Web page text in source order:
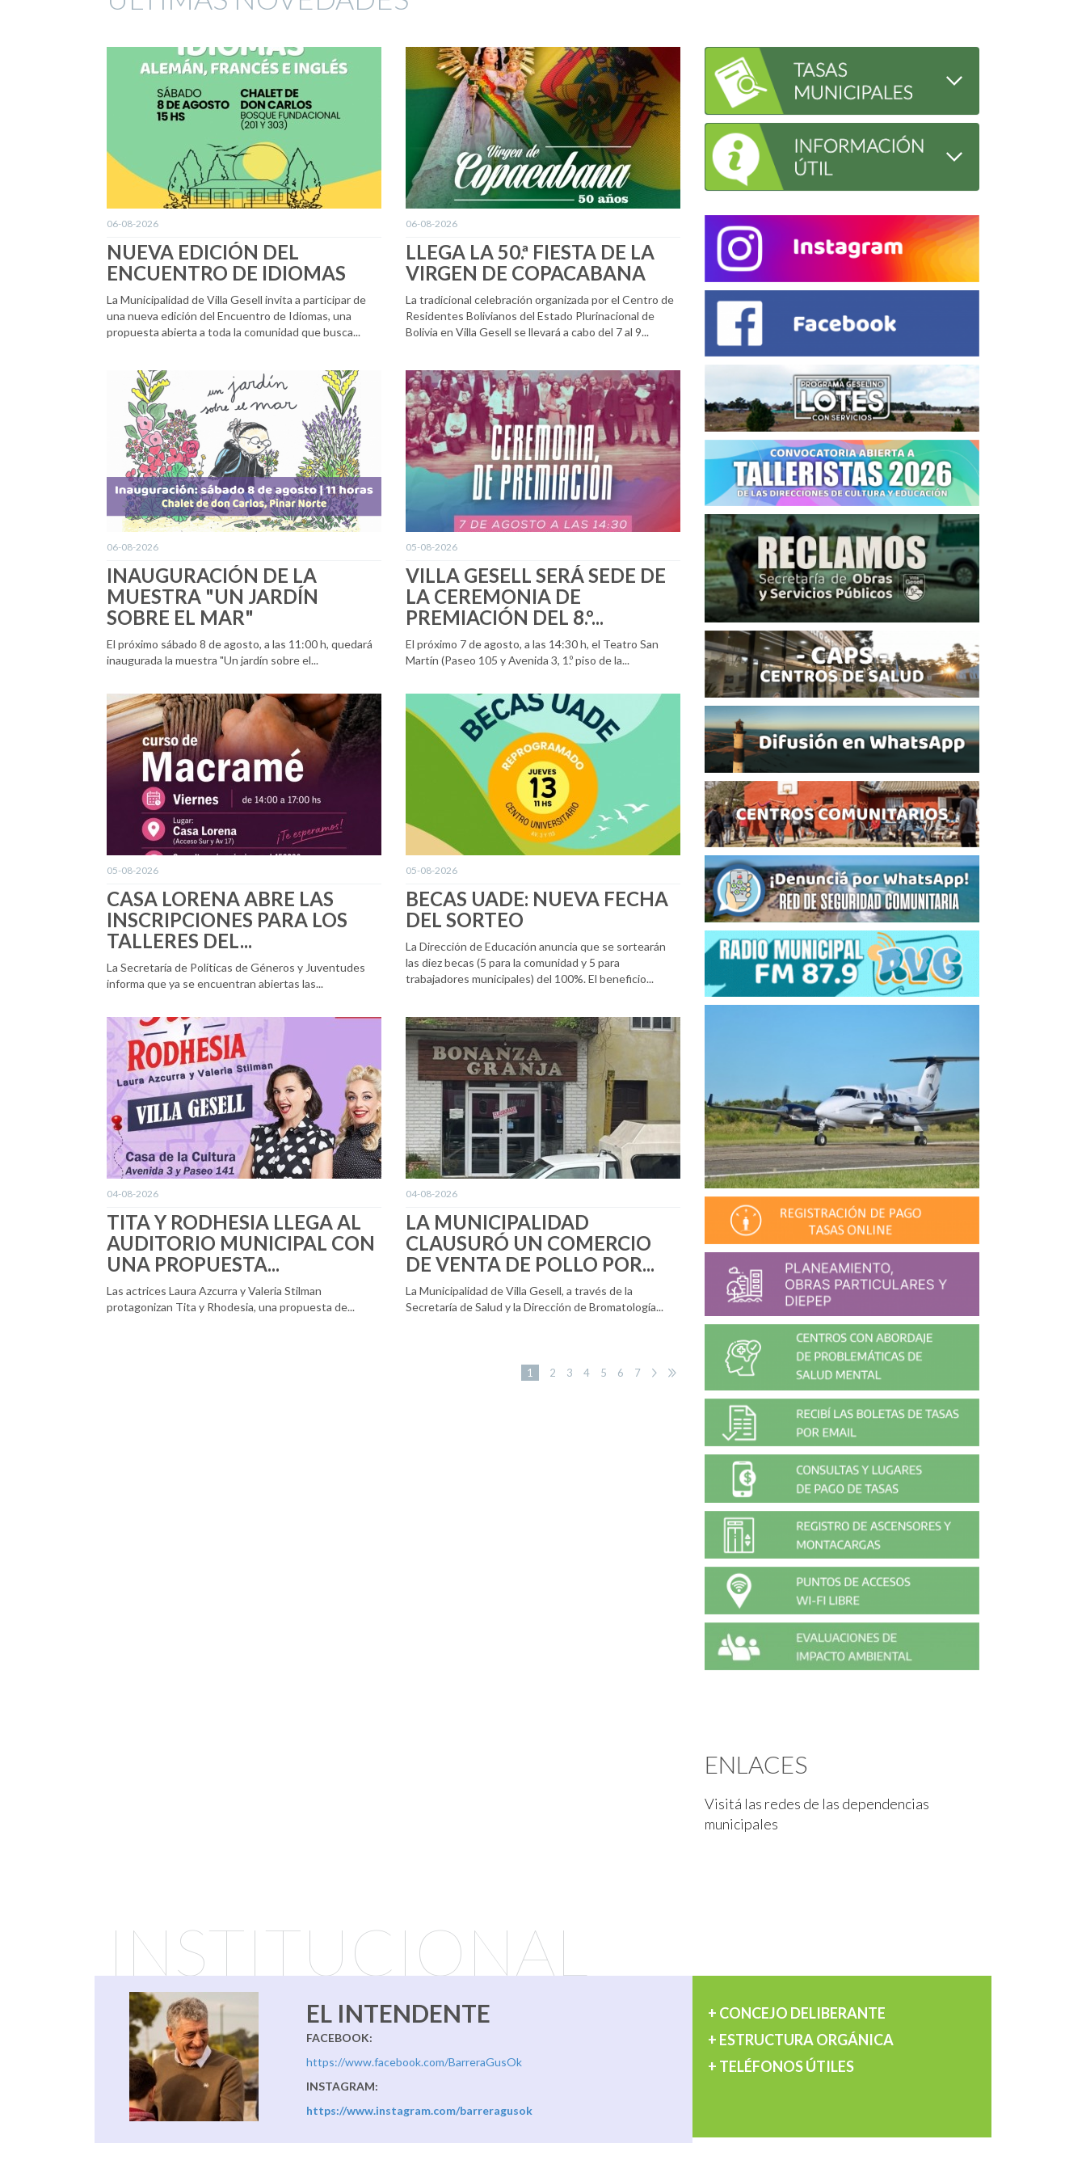
06-08-2026
NUEVA EDICIÓN DEL
ENCUENTRO DE IDIOMAS
La Municipalidad de Villa Gesell invita a participar de
una nueva edición del Encuentro de Idiomas, una
propuesta abierta a toda la comunidad que busca...
06-08-2026
LLEGA LA 50.ª FIESTA DE LA
VIRGEN DE COPACABANA
La tradicional celebración organizada por el Centro de
Residentes Bolivianos del Estado Plurinacional de
Bolivia en Villa Gesell se llevará a cabo del 7 al 9...
06-08-2026
INAUGURACIÓN DE LA
MUESTRA "UN JARDÍN
SOBRE EL MAR"
El próximo sábado 8 de agosto, a las 11:00 h, quedará
inaugurada la muestra "Un jardín sobre el...
05-08-2026
VILLA GESELL SERÁ SEDE DE
LA CEREMONIA DE
PREMIACIÓN DEL 8.º...
El próximo 7 de agosto, a las 14:30 h, el Teatro San
Martín (Paseo 105 y Avenida 3, 1.º piso de la...
05-08-2026
CASA LORENA ABRE LAS
INSCRIPCIONES PARA LOS
TALLERES DEL...
La Secretaría de Políticas de Géneros y Juventudes
informa que ya se encuentran abiertas las...
05-08-2026
BECAS UADE: NUEVA FECHA
DEL SORTEO
La Dirección de Educación anuncia que se sortearán
las diez becas (5 para la comunidad y 5 para
trabajadores municipales) del 100%. El beneficio...
04-08-2026
TITA Y RODHESIA LLEGA AL
AUDITORIO MUNICIPAL CON
UNA PROPUESTA...
Las actrices Laura Azcurra y Valeria Stilman
protagonizan Tita y Rhodesia, una propuesta de...
04-08-2026
LA MUNICIPALIDAD
CLAUSURÓ UN COMERCIO
DE VENTA DE POLLO POR...
La Municipalidad de Villa Gesell, a través de la
Secretaría de Salud y la Dirección de Bromatología...
1 2 3 4 5 6 7
ENLACES
Visitá las redes de las dependencias
municipales
INSTITUCIONAL
EL INTENDENTE
FACEBOOK:
https://www.facebook.com/BarreraGusOk
INSTAGRAM:
https://www.instagram.com/barreragusok
+ CONCEJO DELIBERANTE
+ ESTRUCTURA ORGÁNICA
+ TELÉFONOS ÚTILES